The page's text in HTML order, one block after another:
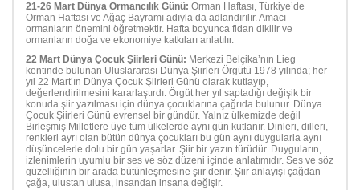
21-26 Mart Dünya Ormancılık Günü: Orman Haftası, Türkiye’de
Orman Haftası ve Ağaç Bayramı adıyla da adlandırılır. Amacı
ormanların önemini öğretmektir. Hafta boyunca fidan dikilir ve
ormanların doğa ve ekonomiye katkıları anlatılır.
22 Mart Dünya Çocuk Şiirleri Günü: Merkezi Belçika’nın Lieg
kentinde bulunan Uluslararası Dünya Şiirleri Örgütü 1978 yılında; her
yıl 22 Mart’ın Dünya Çocuk Şiirleri Günü olarak kutlayıp,
değerlendirilmesini kararlaştırdı. Örgüt her yıl saptadığı değişik bir
konuda şiir yazılması için dünya çocuklarına çağrıda bulunur. Dünya
Çocuk Şiirleri Günü evrensel bir gündür. Yalnız ülkemizde değil
Birleşmiş Milletlere üye tüm ülkelerde aynı gün kutlanır. Dinleri, dilleri,
renkleri ayrı olan bütün dünya çocukları bu gün aynı duygularla aynı
düşüncelerle dolu bir gün yaşarlar. Şiir bir yazın türüdür. Duyguların,
izlenimlerin uyumlu bir ses ve söz düzeni içinde anlatımıdır. Ses ve söz
güzelliğinin bir arada bütünleşmesine şiir denir. Şiir anlayışı çağdan
çağa, ulustan ulusa, insandan insana değişir.